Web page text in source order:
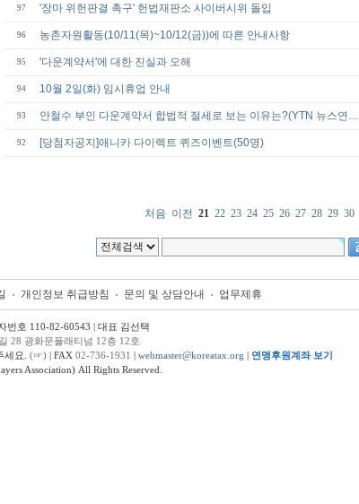
97 '장마 위헌판결 촉구' 헌법재판소 사이버시위 돌입
96 농촌자원활동(10/11(목)~10/12(금))에 따른 안내사항
95 '다운계약서'에 대한 진실과 오해
94 10월 2일(화) 임시휴업 안내
93 안철수 부인 다운계약서 합법적 절세로 보는 이유는?(YTN 뉴스연…
92 [당첨자공지]애니카 다이렉트 퀴즈이벤트(50명)
처음 이전 21 22 23 24 25 26 27 28 29 30
개인정보 취급방침 문의 및 상담안내 업무제휴
번호 110-82-60543 | 대표 김선택
28 광화문플래티넘 12층 12호
세요. (☞) | FAX 02-736-1931 | webmaster@koreatax.org | 연맹후원계좌 보기
Association) All Rights Reserved.